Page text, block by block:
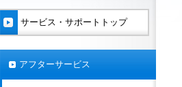
サービス・サポートトップ
アフターサービス